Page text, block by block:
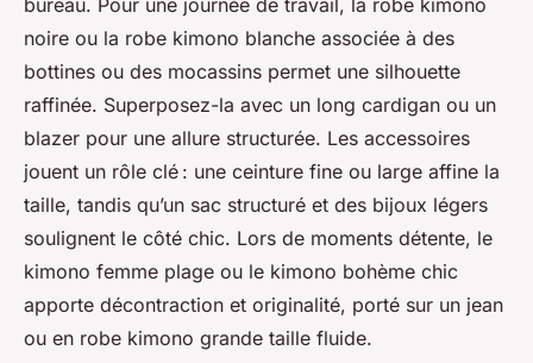
bureau. Pour une journée de travail, la robe kimono
noire ou la robe kimono blanche associée à des
bottines ou des mocassins permet une silhouette
raffinée. Superposez-la avec un long cardigan ou un
blazer pour une allure structurée. Les accessoires
jouent un rôle clé : une ceinture fine ou large affine la
taille, tandis qu’un sac structuré et des bijoux légers
soulignent le côté chic. Lors de moments détente, le
kimono femme plage ou le kimono bohème chic
apporte décontraction et originalité, porté sur un jean
ou en robe kimono grande taille fluide.